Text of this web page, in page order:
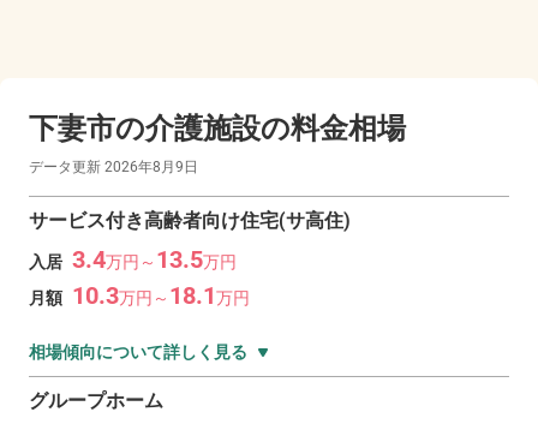
下妻市の介護施設の料金相場
データ更新 2026年8月9日
サービス付き高齢者向け住宅(サ高住)
入居 3.4万円～ 13.5万円
月額 10.3万円～ 18.1万円
相場傾向について詳しく見る
グループホーム